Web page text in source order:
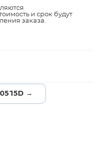
и срок будут
заказа.
→